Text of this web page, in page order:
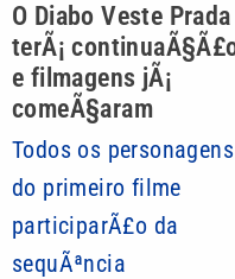
O Diabo Veste Prada
terÃ¡
e filmagens jÃ¡
comeÃ§aram
Todos os personagens
do primeiro filme
participarÃ£o da
sequÃªncia